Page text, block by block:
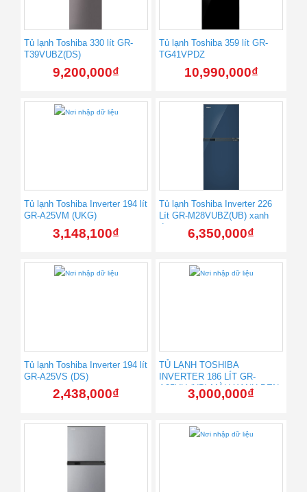
Tủ lạnh Toshiba 330 lít GR-
T39VUBZ(DS)
9,200,000₫
Tủ lạnh Toshiba 359 lít GR-
TG41VPDZ
10,990,000₫
Tủ lạnh Toshiba Inverter 194 lít
GR-A25VM (UKG)
3,148,100₫
Tủ lạnh Toshiba Inverter 226
Lít GR-M28VUBZ(UB) xanh
đen
6,350,000₫
Tủ lạnh Toshiba Inverter 194 lít
GR-A25VS (DS)
2,438,000₫
TỦ LẠNH TOSHIBA
INVERTER 186 LÍT GR-
A25VU (UB) MÀU XANH ĐEN
3,000,000₫